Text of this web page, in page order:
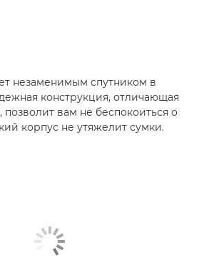
незаменимым спутником в
конструкция, отличающая
вам не беспокоиться о
корпус не утяжелит сумки.